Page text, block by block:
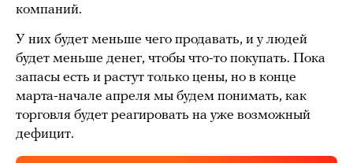
компаний.
У них будет меньше чего продавать, и у людей
будет меньше денег, чтобы что-то покупать. Пока
запасы есть и растут только цены, но в конце
марта-начале апреля мы будем понимать, как
торговля будет реагировать на уже возможный
дефицит.